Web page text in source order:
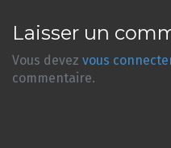
Laisser un
Vous devez vous
commentaire.